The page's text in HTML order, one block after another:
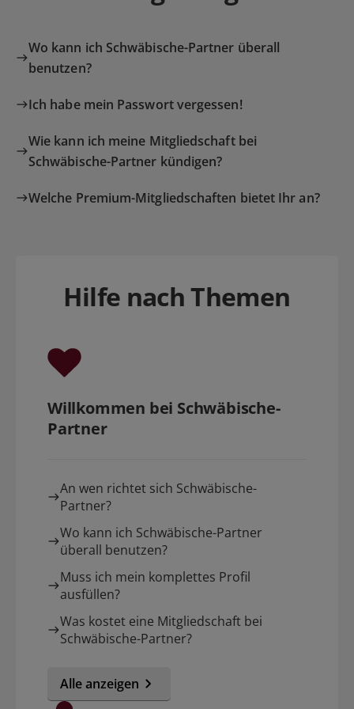
Wo kann ich Schwäbische-Partner überall
benutzen?
Ich habe mein Passwort vergessen!
Wie kann ich meine Mitgliedschaft bei
Schwäbische-Partner kündigen?
Welche Premium-Mitgliedschaften bietet Ihr an?
Hilfe nach Themen
Willkommen bei Schwäbische-
Partner
An wen richtet sich Schwäbische-
Partner?
Wo kann ich Schwäbische-Partner
überall benutzen?
Muss ich mein komplettes Profil
ausfüllen?
Was kostet eine Mitgliedschaft bei
Schwäbische-Partner?
Alle anzeigen